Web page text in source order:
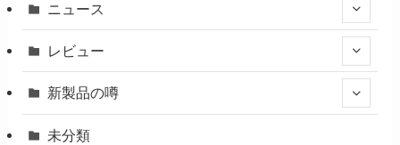
ニュース
レビュー
新製品の噂
未分類